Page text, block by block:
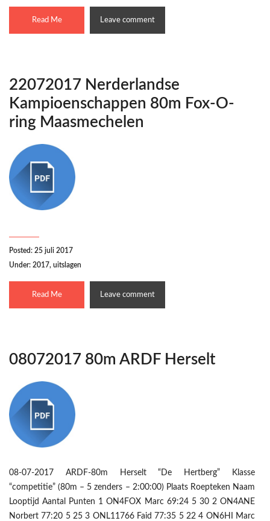
Read Me Leave comment
22072017 Nerderlandse
Kampioenschappen 80m Fox-O-
ring Maasmechelen
Posted: 25 juli 2017
Under: 2017, uitslagen
Read Me Leave comment
08072017 80m ARDF Herselt
08-07-2017 ARDF-80m Herselt “De Hertberg” Klasse
“competitie” (80m – 5 zenders – 2:00:00) Plaats Roepteken Naam
Looptijd Aantal Punten 1 ON4FOX Marc 69:24 5 30 2 ON4ANE
Norbert 77:20 5 25 3 ONL11766 Faid 77:35 5 22 4 ON6HI Marc